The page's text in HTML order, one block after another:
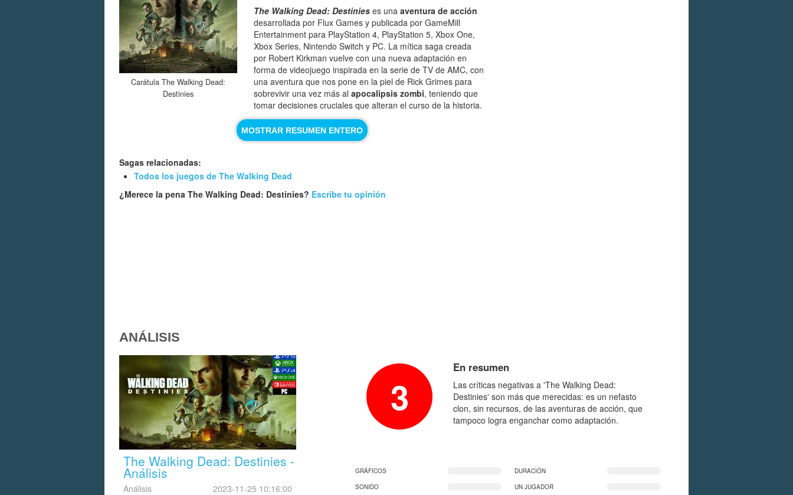
Carátula The Walking Dead:
Destinies
The Walking Dead: Destinies es una aventura de acción
desarrollada por Flux Games y publicada por GameMill
Entertainment para PlayStation 4, PlayStation 5, Xbox One,
Xbox Series, Nintendo Switch y PC. La mítica saga creada
por Robert Kirkman vuelve con una nueva adaptación en
forma de videojuego inspirada en la serie de TV de AMC, con
una aventura que nos pone en la piel de Rick Grimes para
sobrevivir una vez más al apocalipsis zombi, teniendo que
tomar decisiones cruciales que alteran el curso de la historia.
MOSTRAR RESUMEN ENTERO
Sagas relacionadas:
Todos los juegos de The Walking Dead
¿Merece la pena The Walking Dead: Destinies? Escribe tu opinión
ANÁLISIS
The Walking Dead: Destinies -
Análisis
Análisis 2023-11-25 10:16:00
3
En resumen
Las críticas negativas a 'The Walking Dead:
Destinies' son más que merecidas: es un nefasto
clon, sin recursos, de las aventuras de acción, que
tampoco logra enganchar como adaptación.
GRÁFICOS
DURACIÓN
SONIDO
UN JUGADOR